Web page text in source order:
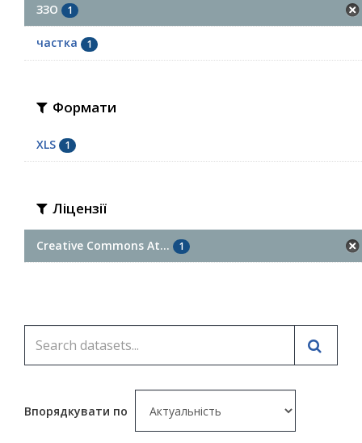
ЗЗО 1
частка 1
Формати
XLS 1
Ліцензії
Creative Commons At... 1
Впорядкувати по